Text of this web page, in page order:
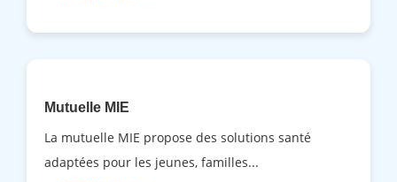
Mutuelle MIE
La mutuelle MIE propose des solutions santé
adaptées pour les jeunes, familles...